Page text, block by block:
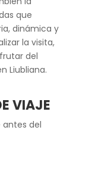
que
dinámica y
la visita,
del
Liubliana.
VIAJE
antes del